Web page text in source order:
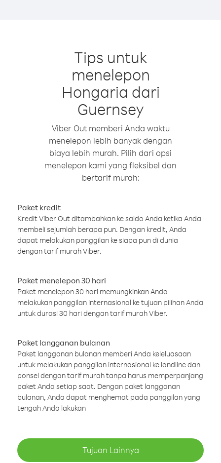
Tips untuk
menelepon
Hongaria dari
Guernsey
Viber Out memberi Anda waktu
menelepon lebih banyak dengan
biaya lebih murah. Pilih dari opsi
menelepon kami yang fleksibel dan
bertarif murah:
Paket kredit
Kredit Viber Out ditambahkan ke saldo Anda ketika Anda
membeli sejumlah berapa pun. Dengan kredit, Anda
dapat melakukan panggilan ke siapa pun di dunia
dengan tarif murah Viber.
Paket menelepon 30 hari
Paket menelepon 30 hari memungkinkan Anda
melakukan panggilan internasional ke tujuan pilihan Anda
untuk durasi 30 hari dengan tarif murah Viber.
Paket langganan bulanan
Paket langganan bulanan memberi Anda keleluasaan
untuk melakukan panggilan internasional ke landline dan
ponsel dengan tarif murah tanpa harus memperpanjang
paket Anda setiap saat. Dengan paket langganan
bulanan, Anda dapat menghemat pada panggilan yang
tengah Anda lakukan
Tujuan Lainnya